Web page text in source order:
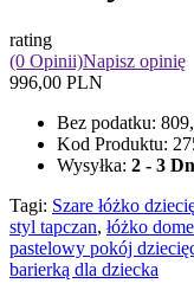
rating
(0 Opinii)Napisz opinię
996,00 PLN
Bez podatku:
Kod Produktu:
Wysyłka: 2 - 3
Tagi: Szare łóżko
styl tapczan, łóżko
pastelowy pokój
barierką dla dziecka